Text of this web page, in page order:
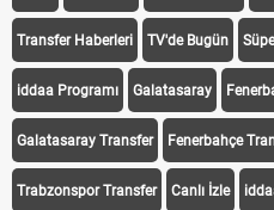
Transfer Haberleri TV'de Bugün
iddaa Programı Galatasaray
Galatasaray Transfer Fenerbahçe
Trabzonspor Transfer Canlı İzle